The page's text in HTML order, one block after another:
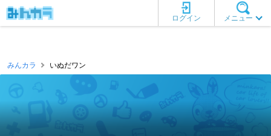
メニュー
ログイン
みんカラ いぬだワン